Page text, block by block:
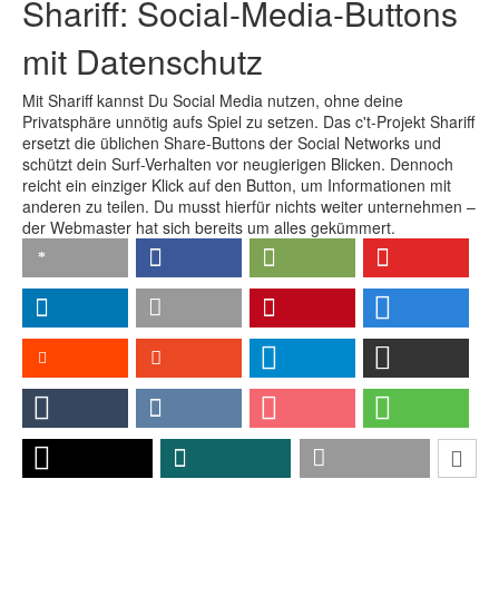
Shariff: Social-Media-Buttons
mit Datenschutz
Mit Shariff kannst Du Social Media nutzen, ohne deine
Privatsphäre unnötig aufs Spiel zu setzen. Das c't-Projekt Shariff
ersetzt die üblichen Share-Buttons der Social Networks und
schützt dein Surf-Verhalten vor neugierigen Blicken. Dennoch
reicht ein einziger Klick auf den Button, um Informationen mit
anderen zu teilen. Du musst hierfür nichts weiter unternehmen –
der Webmaster hat sich bereits um alles gekümmert.